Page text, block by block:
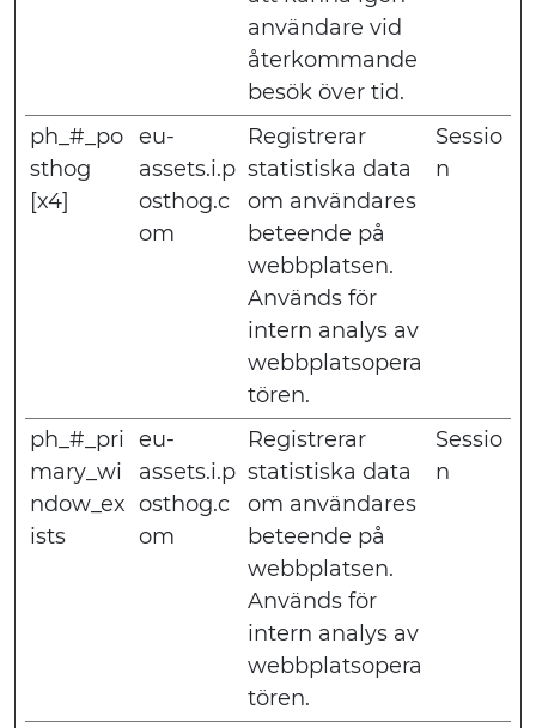
användare vid
återkommande
besök över tid.
ph_#_po
sthog
[x4]
eu-
assets.i.p
osthog.c
om
Registrerar
statistiska data
om användares
beteende på
webbplatsen.
Används för
intern analys av
webbplatsopera
tören.
Sessio
n
ph_#_pri
mary_wi
ndow_ex
ists
eu-
assets.i.p
osthog.c
om
Registrerar
statistiska data
om användares
beteende på
webbplatsen.
Används för
intern analys av
webbplatsopera
tören.
Sessio
n